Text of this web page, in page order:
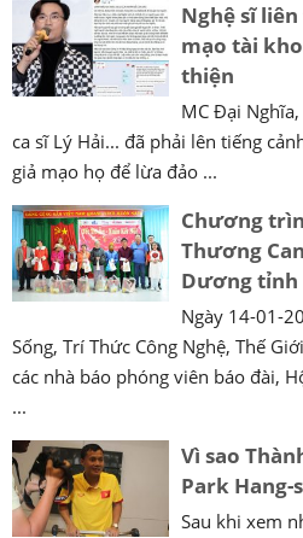
Nghệ sĩ
mạo tài
thiện
MC Đại
ca sĩ Lý Hải... đã phải lên tiếng
giả mạo họ để lừa đảo ...
Chương
Thương
Dương tỉnh
Ngày 14-01-
Sống, Trí Thức Công Nghệ, Thế
các nhà báo phóng viên báo đài,
...
Vì sao
Park Hang-
Sau khi xem